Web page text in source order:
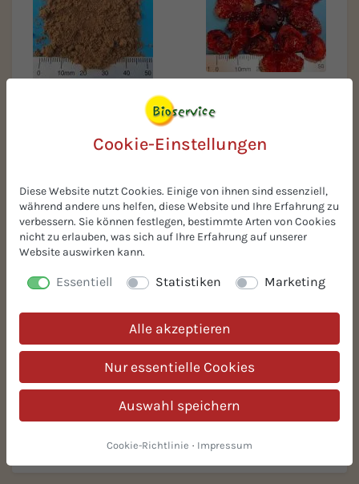
BIO-Lebkuchengewürz
BIO-Vanillekonzentrat BS BIO-Kartoffelfasern
Cookie-Einstellungen
Diese Website nutzt Cookies. Einige von ihnen sind essenziell,
während andere uns helfen, diese Website und Ihre Erfahrung zu
verbessern. Sie können festlegen, bestimmte Arten von Cookies
nicht zu erlauben, was sich auf Ihre Erfahrung auf unserer
Website auswirken kann.
Essentiell Statistiken Marketing
Alle akzeptieren
Nur essentielle Cookies
Auswahl speichern
Cookie-Richtlinie · Impressum